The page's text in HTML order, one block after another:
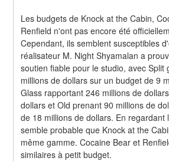
Les budgets de Knock at the Cabin,
Renfield n'ont pas encore été
Cependant, ils semblent susceptibles
réalisateur M. Night Shyamalan a
soutien fiable pour le studio, avec Split
millions de dollars sur un budget de 9
Glass rapportant 246 millions de
dollars et Old prenant 90 millions de
de 18 millions de dollars. En regardant
semble probable que Knock at the
même gamme. Cocaine Bear et
similaires à petit budget.